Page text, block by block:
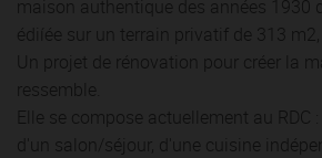
maison authentique des années 1930
édiíée sur un terrain privatif de 313 m2,
Un projet de rénovation pour créer la
ressemble.
Elle se compose actuellement au RDC
d'un salon/séjour, d'une cuisine